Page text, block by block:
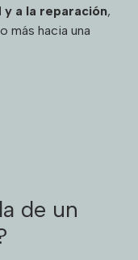
a la reparación,
más hacia una
de un